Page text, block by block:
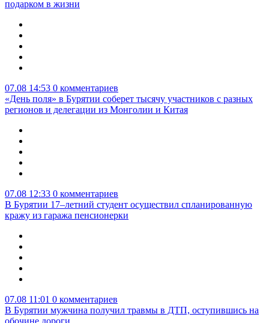
подарком в жизни
07.08 14:53 0 комментариев
«День поля» в Бурятии соберет тысячу участников с разных
регионов и делегации из Монголии и Китая
07.08 12:33 0 комментариев
В Бурятии 17–летний студент осуществил спланированную
кражу из гаража пенсионерки
07.08 11:01 0 комментариев
В Бурятии мужчина получил травмы в ДТП, оступившись на